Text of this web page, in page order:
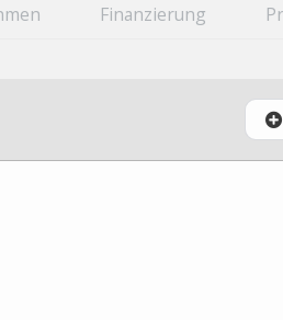
Finanzierung